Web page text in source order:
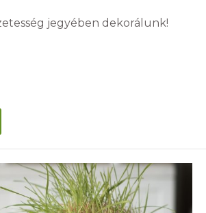
jegyében dekorálunk!